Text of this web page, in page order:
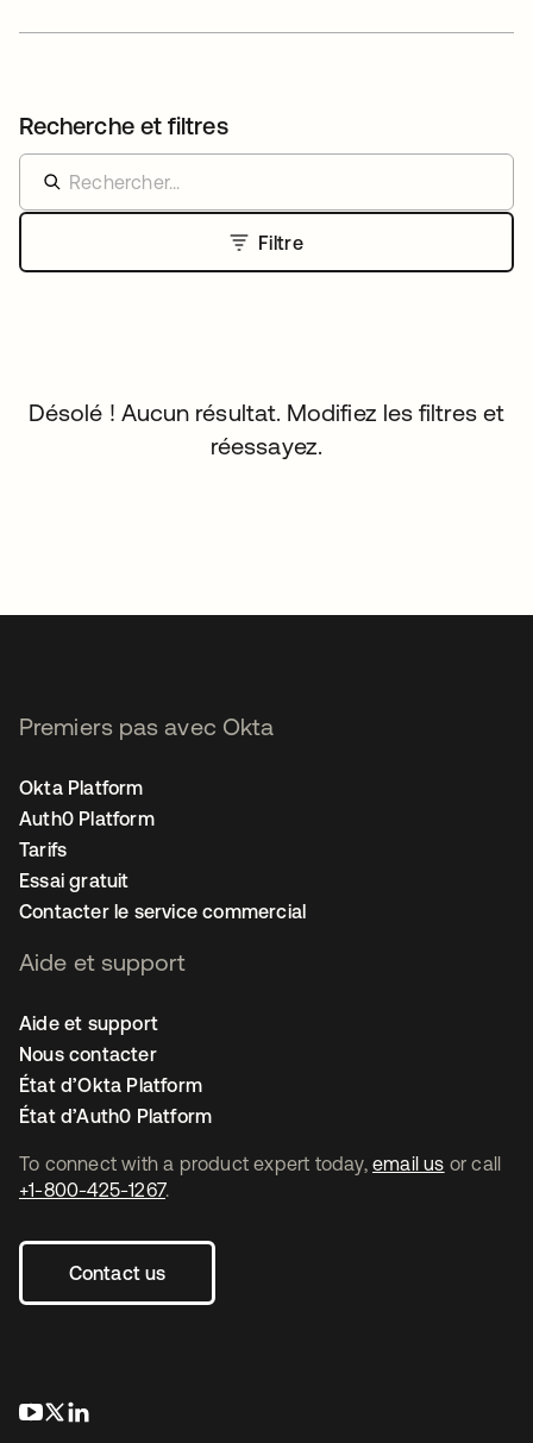
Recherche et filtres
Filtre
Désolé ! Aucun résultat. Modifiez les filtres et
réessayez.
To connect with a product expert today, email us or call
+1-800-425-1267.
Contact us
s’ouvre dans un nouvel onglet
s’ouvre dans un nouvel onglet
Premiers pas avec Okta
Okta Platform
Auth0 Platform
Tarifs
Essai gratuit
Contacter le service commercial
Aide et support
Aide et support
Nous contacter
État d’Okta Platform
État d’Auth0 Platform